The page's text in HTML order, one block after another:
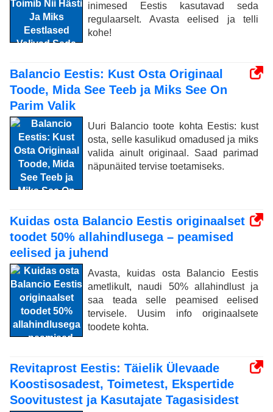
inimesed Eestis kasutavad seda
regulaarselt. Avasta eelised ja telli
kohe!
Balancio Eestis: Kust Osta Originaal
Toode, Mida See Teeb ja Miks See On
Parim Valik
Uuri Balancio toote kohta Eestis: kust
osta, selle kasulikud omadused ja miks
valida ainult originaal. Saad parimad
näpunäited tervise toetamiseks.
Kuidas osta Balancio Eestis originaalset
toodet 50% allahindlusega – peamised
eelised ja juhend
Avasta, kuidas osta Balancio Eestis
ametlikult, naudi 50% allahindlust ja
saa teada selle peamised eelised
tervisele. Uusim info originaalsete
toodete kohta.
Revitaprost Eestis: Täielik Ülevaade
Koostisosadest, Toimetest, Ekspertide
Soovitustest ja Kasutajate Tagasisidest